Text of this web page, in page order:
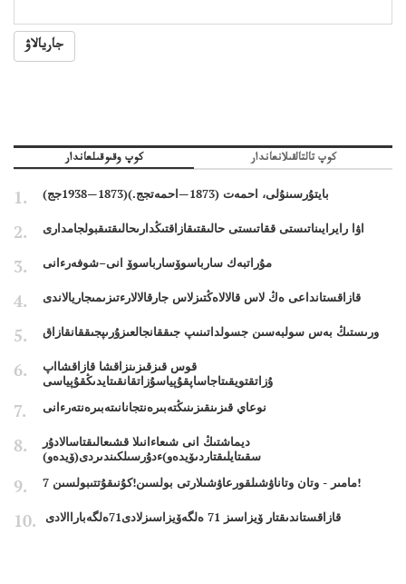
جاريالاۋ
كوپ وقىوقىلعاندار كوپ تالتالقىلانعاندار
بايتۇرسىنۇلى، احمەت (1873—احمەتجج.)(1873—1938جج)
اۋا رايرايىناتىستى ققاتىستى حالىقتىقازاقتىڭدارىحالىقتىقبولجامدارى
مۇراتبەك سارباسوۆسارباسوۆ انى–شوفەرءانى
قازاقستانداعى ەڭ لاس قالالاەڭتىزلاس جارقالالارءتىزىمىجاريالاندى
ورىستىڭ بەس سولبەسىن جسولداتىنىپ جىققانجالعىزۇرىپجىققانقازاق
قوس قىزقىزىنزاقشا قازاقشااپ
ۇزاتقتويقىتاجاساپقۇپياسۇزاتقانقىتايدىڭقۇپياسى
نوعاي قىزىنقىزىنىڭتەبىرەنتجانانىتەبىرەنتەرءانى
ديماشتىڭ انى شىعاءانىلا قشىعالىقتاسالادۇر
سقىتايلىقتاردىۆيدەو)ءدۇرسىلكىندىردى(ۆيدەو)
7 مامىر - وتان وتاناۋشىلقورعاۋشىلارتى بولسىن!كۇنىقۇتتىبولسىن!
قازاقستاندىقتار ۆيزاسىز 71 ەلگەۆيزاسىزلادى71ەلگەباراالادى